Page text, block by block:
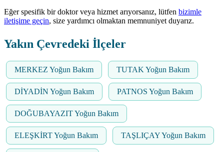
Eğer spesifik bir doktor veya hizmet arıyorsanız, lütfen bizimle
iletişime geçin, size yardımcı olmaktan memnuniyet duyarız.
Yakın Çevredeki İlçeler
MERKEZ Yoğun Bakım TUTAK Yoğun Bakım
DİYADİN Yoğun Bakım PATNOS Yoğun Bakım
DOĞUBAYAZIT Yoğun Bakım
ELEŞKİRT Yoğun Bakım TAŞLIÇAY Yoğun Bakım